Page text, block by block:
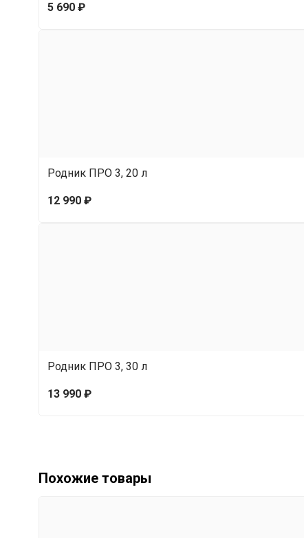
5 690 ₽
Родник ПРО 3, 20 л
12 990 ₽
Родник ПРО 3, 30 л
13 990 ₽
Похожие товары